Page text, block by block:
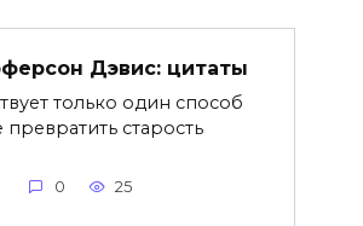
Дэвис: цитаты
только один способ
превратить старость
0 25